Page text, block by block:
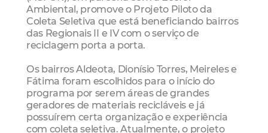
Ambiental, promove o Projeto Piloto da
Coleta Seletiva que está beneficiando bairros
das Regionais II e IV com o serviço de
reciclagem porta a porta.
Os bairros Aldeota, Dionísio Torres, Meireles e
Fátima foram escolhidos para o início do
programa por serem áreas de grandes
geradores de materiais recicláveis e já
possuírem certa organização e experiência
com coleta seletiva. Atualmente, o projeto